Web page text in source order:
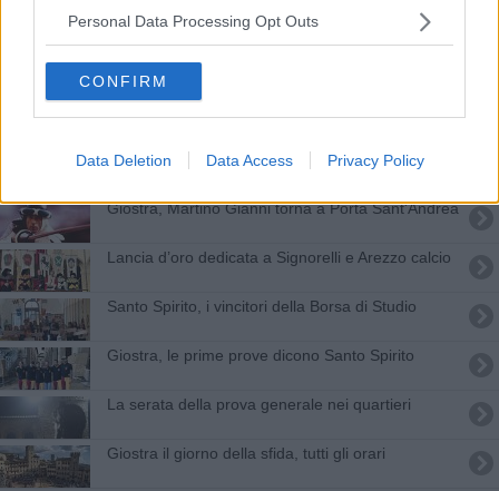
Personal Data Processing Opt Outs
CONFIRM
Data Deletion Data Access Privacy Policy
Giostra, Santo Spirito vince la prova generale
Cappotto, Porta Santo Spirito vince la Giostra
Un defibrillatore in dono a Porta Santo Spirito
Giostra, Martino Gianni torna a Porta Sant'Andrea
Lancia d’oro dedicata a Signorelli e Arezzo calcio
Santo Spirito, i vincitori della Borsa di Studio
Giostra, le prime prove dicono Santo Spirito
La serata della prova generale nei quartieri
Giostra il giorno della sfida, tutti gli orari